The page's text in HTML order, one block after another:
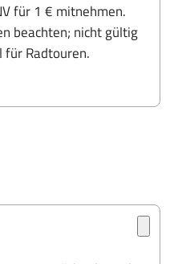
für 1 € mitnehmen.
beachten; nicht gültig
für Radtouren.